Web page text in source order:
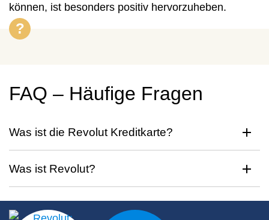
können, ist besonders positiv hervorzuheben.
FAQ – Häufige Fragen
Was ist die Revolut Kreditkarte?
Was ist Revolut?